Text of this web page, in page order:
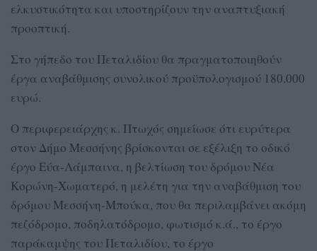
ελκυστικότητα και υποστηρίζουν την αναπτυξιακή
προοπτική.
Στο γήπεδο του Πεταλιδίου θα πραγματοποιηθούν
έργα αναβάθμισης συνολικού προϋπολογισμού 180.000
ευρώ.
Ο περιφερειάρχης κ. Πτωχός σημείωσε ότι ευρύτερα
στον Δήμο Μεσσήνης βρίσκονται σε εξέλιξη το οδικό
έργο Εύα-Λάμπαινα, η βελτίωση του δρόμου Νέα
Κορώνη-Χωματερό, η μελέτη για την αναβάθμιση του
δρόμου Μεσσήνη-Μπούκα, που θα περιλαμβάνει ακόμη
πεζόδρομο, ποδηλατόδρομο, φωτισμό κ.ά., το έργο
παράκαμψης του Πεταλιδίου, το έργο